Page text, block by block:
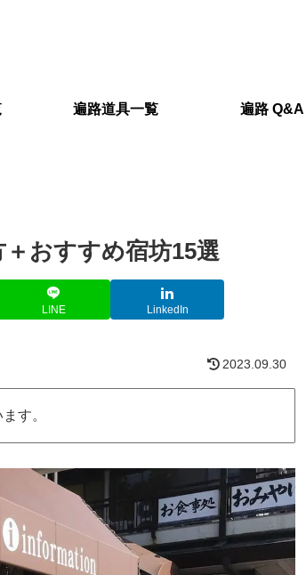
遍路道具一覧 遍路 Q&A
おすすめ宿坊15選
LINE LinkedIn
2023.09.30
す。